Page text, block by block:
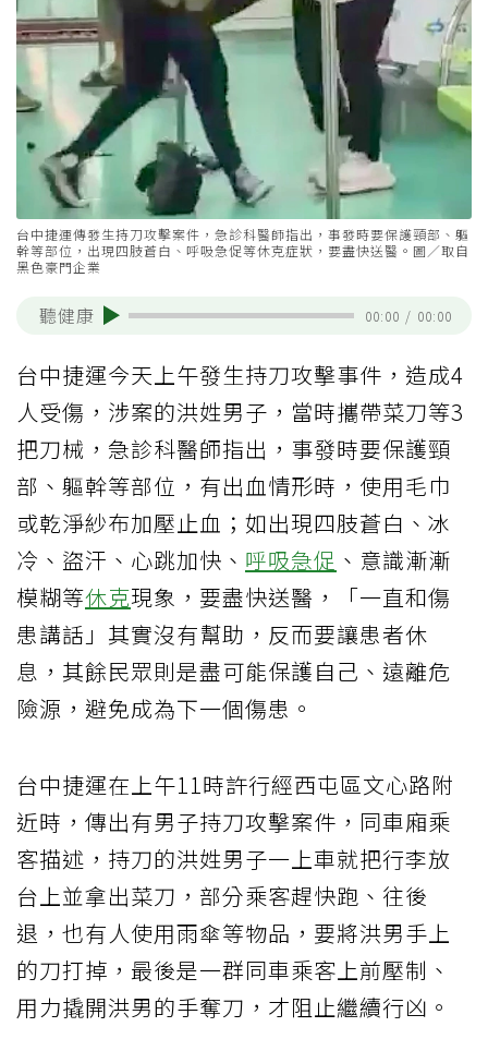
台中捷運傳發生持刀攻擊案件，急診科醫師指出，事發時要保護頸部、軀
幹等部位，出現四肢蒼白、呼吸急促等休克症狀，要盡快送醫。圖／取自
黑色豪門企業
聽健康 00:00 / 00:00
台中捷運今天上午發生持刀攻擊事件，造成4
人受傷，涉案的洪姓男子，當時攜帶菜刀等3
把刀械，急診科醫師指出，事發時要保護頸
部、軀幹等部位，有出血情形時，使用毛巾
或乾淨紗布加壓止血；如出現四肢蒼白、冰
冷、盜汗、心跳加快、 呼吸急促 、意識漸漸
模糊等休克現象，要盡快送醫，「一直和傷
患講話」其實沒有幫助，反而要讓患者休
息，其餘民眾則是盡可能保護自己、遠離危
險源，避免成為下一個傷患。
台中捷運在上午11時許行經西屯區文心路附
近時，傳出有男子持刀攻擊案件，同車廂乘
客描述，持刀的洪姓男子一上車就把行李放
台上並拿出菜刀，部分乘客趕快跑、往後
退，也有人使用雨傘等物品，要將洪男手上
的刀打掉，最後是一群同車乘客上前壓制、
用力撬開洪男的手奪刀，才阻止繼續行凶。